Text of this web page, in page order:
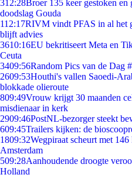
312:28Broer 135 keer gestoken en
doodslag Gouda
112:17RIVM vindt PFAS in al het
blijft advies
3610:16EU bekritiseert Meta en
Ceuta
3409:56Random Pics van de Dag
2609:53Houthi's vallen Saoedi-
blokkade olieroute
809:49Vrouw krijgt 30 maanden
misdienaar in kerk
2909:46PostNL-bezorger steekt
609:45Trailers kijken: de
1809:32Wegpiraat scheurt met
Amsterdam
509:28Aanhoudende droogte
Holland